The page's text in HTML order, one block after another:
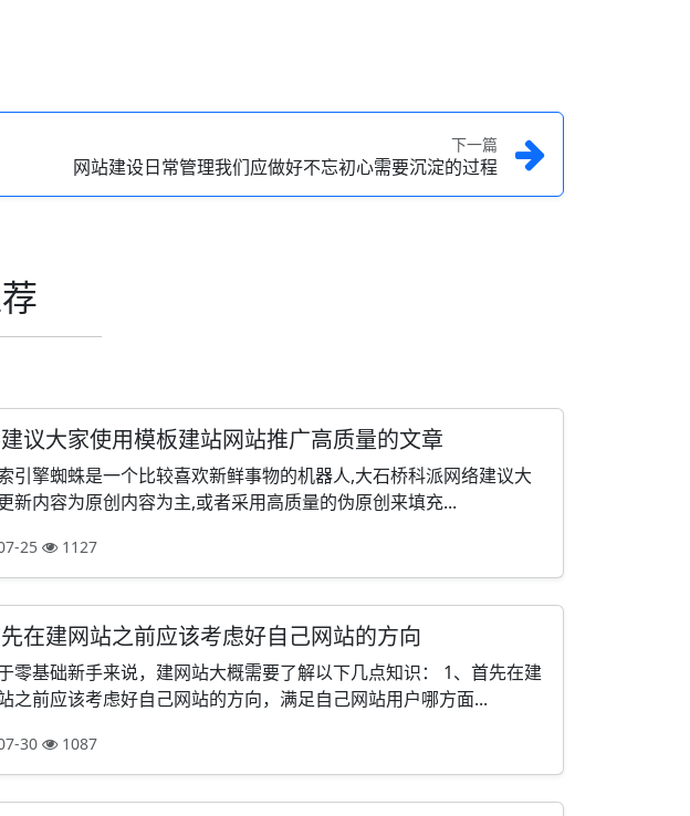
下一篇
网站建设日常管理我们应做好不忘初心需要沉淀的过程
议大家使用模板建站网站推广高质量的文章
引擎蜘蛛是一个比较喜欢新鲜事物的机器人,大石桥科派网络建议大
新内容为原创内容为主,或者采用高质量的伪原创来填充...
25 1127
在建网站之前应该考虑好自己网站的方向
零基础新手来说，建网站大概需要了解以下几点知识： 1、首先在建
之前应该考虑好自己网站的方向，满足自己网站用户哪方面...
30 1087